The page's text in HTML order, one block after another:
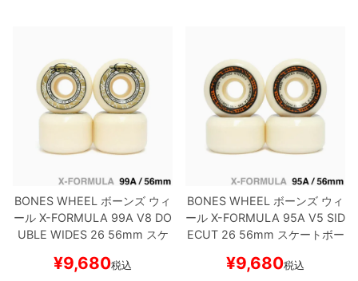
BONES WHEEL ボーンズ ウィ
ール X-FORMULA 99A V8 DO
UBLE WIDES 26 56mm スケ
¥9,680税込
BONES WHEEL ボーンズ ウィ
ール X-FORMULA 95A V5 SID
ECUT 26 56mm スケートボー
¥9,680税込